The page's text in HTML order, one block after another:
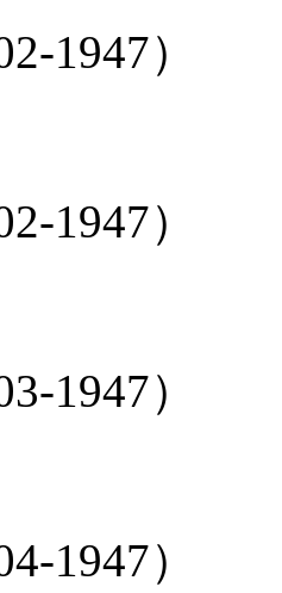
1947）
1947）
1947）
1947）